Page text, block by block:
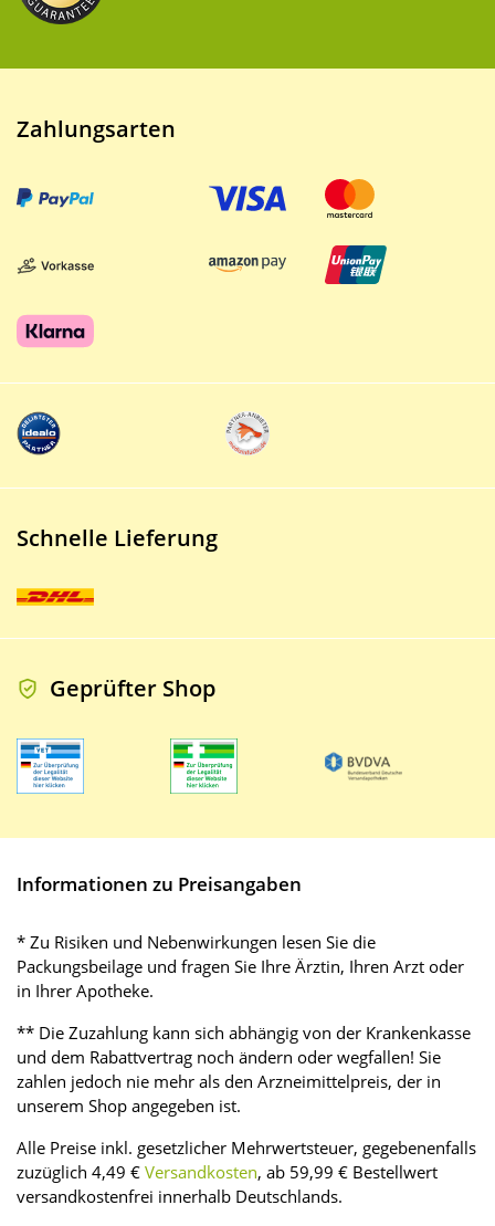
Zahlungsarten
Schnelle Lieferung
Geprüfter Shop
Informationen zu Preisangaben
* Zu Risiken und Nebenwirkungen lesen Sie die
Packungsbeilage und fragen Sie Ihre Ärztin, Ihren Arzt oder
in Ihrer Apotheke.
** Die Zuzahlung kann sich abhängig von der Krankenkasse
und dem Rabattvertrag noch ändern oder wegfallen! Sie
zahlen jedoch nie mehr als den Arzneimittelpreis, der in
unserem Shop angegeben ist.
Alle Preise inkl. gesetzlicher Mehrwertsteuer, gegebenenfalls
zuzüglich 4,49 € Versandkosten, ab 59,99 € Bestellwert
versandkostenfrei innerhalb Deutschlands.